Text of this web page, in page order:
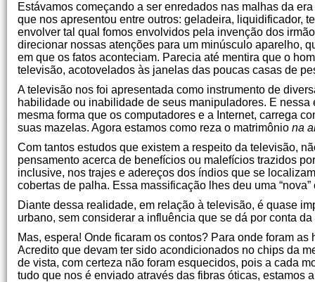
Estávamos começando a ser enredados nas malhas da
que nos apresentou entre outros: geladeira, liquidificador,
envolver tal qual fomos envolvidos pela invenção dos
direcionar nossas atenções para um minúsculo aparelho,
em que os fatos aconteciam. Parecia até mentira que o
televisão, acotovelados às janelas das poucas casas de
A televisão nos foi apresentada como instrumento de
habilidade ou inabilidade de seus manipuladores. E
mesma forma que os computadores e a Internet, carrega
suas mazelas. Agora estamos como reza o matrimônio na
Com tantos estudos que existem a respeito da televisão,
pensamento acerca de benefícios ou malefícios trazidos
inclusive, nos trajes e adereços dos índios que se
cobertas de palha. Essa massificação lhes deu uma
Diante dessa realidade, em relação à televisão, é quase
urbano, sem considerar a influência que se dá por conta
Mas, espera! Onde ficaram os contos? Para onde foram
Acredito que devam ter sido acondicionados no chips da
de vista, com certeza não foram esquecidos, pois a cada
tudo que nos é enviado através das fibras óticas, estamos